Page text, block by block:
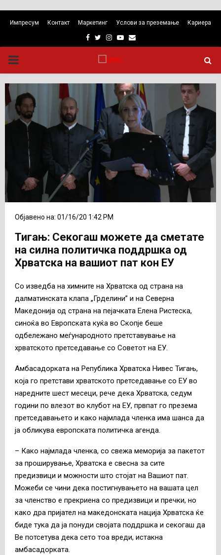
Импресум Контакт Маркетинг Услови за преземање Кариера
Facebook
TwitterInstagram
Youtube
Email
PRIMARY
MENU
Објавено на: 01/16/20 1:42 PM
Тигањ: Секогаш можете да сметате
на силна политичка поддршка од
Хрватска на вашиот пат кон ЕУ
Со изведба на химните на Хрватска од страна на
далматинската клапа „Грделини” и на Северна
Македонија од страна на пејачката Елена Ристеска,
синоќа во Европската куќа во Скопје беше
одбележано меѓународното претставување на
хрватското претседавање со Советот на ЕУ.
Амбасадорката на Република Хрватска Нивес Тигањ,
која го претстави хрватското претседавање со ЕУ во
наредните шест месеци, рече дека Хрватска, седум
години по влезот во клубот на ЕУ, првпат го презема
претседавањето и како најмлада членка има шанса да
ја обликува европската политичка агенда.
– Како најмлада членка, со свежа меморија за пакетот
за проширување, Хрватска е свесна за сите
предизвици и можности што стојат на Вашиот пат.
Можеби се чини дека постигнувањето на вашата цел
за членство е прекриена со предизвици и пречки, но
како дра пријател на македонската нација Хрватска ќе
биде тука да ја понуди својата поддршка и секогаш да
Ве потсетува дека сето тоа вреди, истакна
амбасадорката.